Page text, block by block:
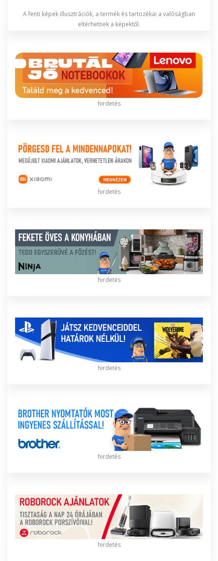
A fenti képek illusztrációk, a termék és tartozékai a valóságban
eltérhetnek a képektől.
hirdetés
hirdetés
hirdetés
hirdetés
hirdetés
hirdetés